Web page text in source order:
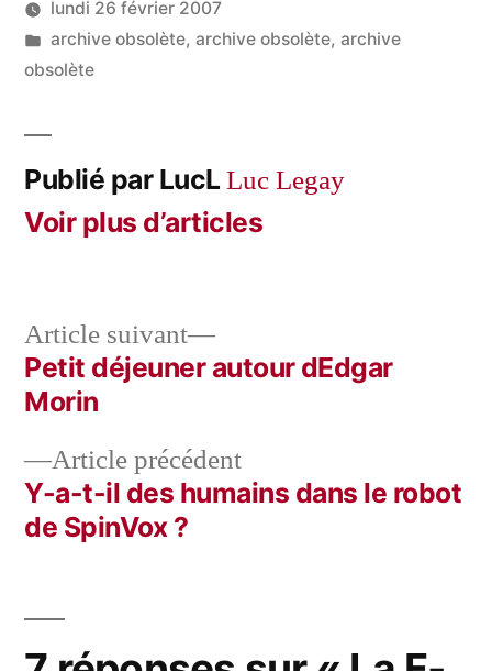
Publié
par
LucL
lundi 26 février 2007
Publié
dans
archive obsolète, archive obsolète, archive
obsolète
Publié par LucLLuc Legay
Voir plus d’articles
Navigation
l’article
Article précédentArticle
précédent :
Y-a-t-il des humains dans le robot
de SpinVox ?
Article suivant
Article
suivant :
Petit déjeuner autour dEdgar
Morin